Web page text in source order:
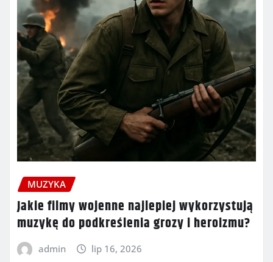
MUZYKA
Jakie filmy wojenne najlepiej wykorzystują
muzykę do podkreślenia grozy i heroizmu?
admin lip 16, 2026